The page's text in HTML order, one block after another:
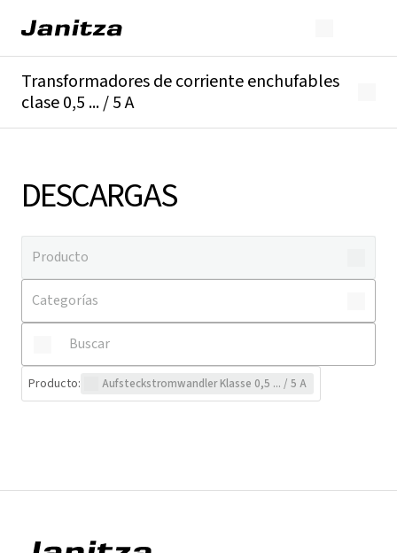
Transformadores de corriente enchufables
clase 0,5 ... / 5 A
DESCARGAS
Producto: Aufsteckstromwandler Klasse 0,5 ... / 5 A